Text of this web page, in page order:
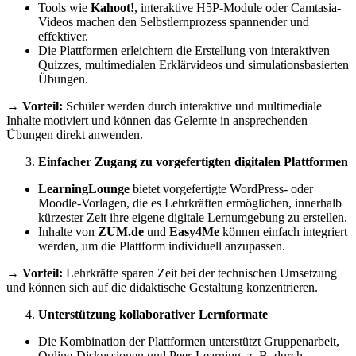
Tools wie Kahoot!, interaktive H5P-Module oder Camtasia-
Videos machen den Selbstlernprozess spannender und
effektiver.
Die Plattformen erleichtern die Erstellung von interaktiven
Quizzes, multimedialen Erklärvideos und simulationsbasierten
Übungen.
→ Vorteil: Schüler werden durch interaktive und multimediale
Inhalte motiviert und können das Gelernte in ansprechenden
Übungen direkt anwenden.
Einfacher Zugang zu vorgefertigten digitalen Plattformen
LearningLounge bietet vorgefertigte WordPress- oder
Moodle-Vorlagen, die es Lehrkräften ermöglichen, innerhalb
kürzester Zeit ihre eigene digitale Lernumgebung zu erstellen.
Inhalte von ZUM.de und Easy4Me können einfach integriert
werden, um die Plattform individuell anzupassen.
→ Vorteil: Lehrkräfte sparen Zeit bei der technischen Umsetzung
und können sich auf die didaktische Gestaltung konzentrieren.
Unterstützung kollaborativer Lernformate
Die Kombination der Plattformen unterstützt Gruppenarbeit,